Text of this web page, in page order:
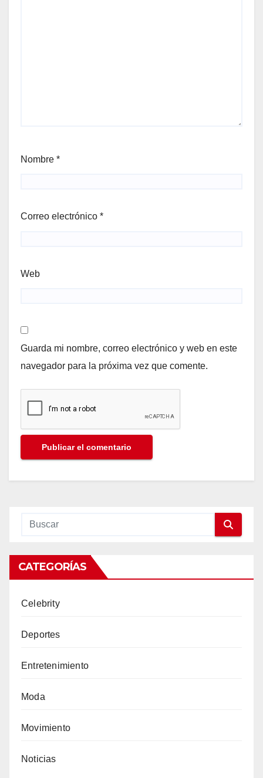
Nombre *
Correo electrónico *
Web
Guarda mi nombre, correo electrónico y web en este
navegador para la próxima vez que comente.
CATEGORÍAS
Celebrity
Deportes
Entretenimiento
Moda
Movimiento
Noticias